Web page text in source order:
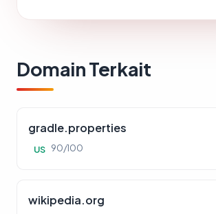
Domain Terkait
gradle.properties
US 90/100
wikipedia.org